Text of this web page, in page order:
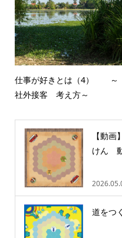
仕事が好きとは（4） ～
社外接客 考え方～
【動
けん
道をつ